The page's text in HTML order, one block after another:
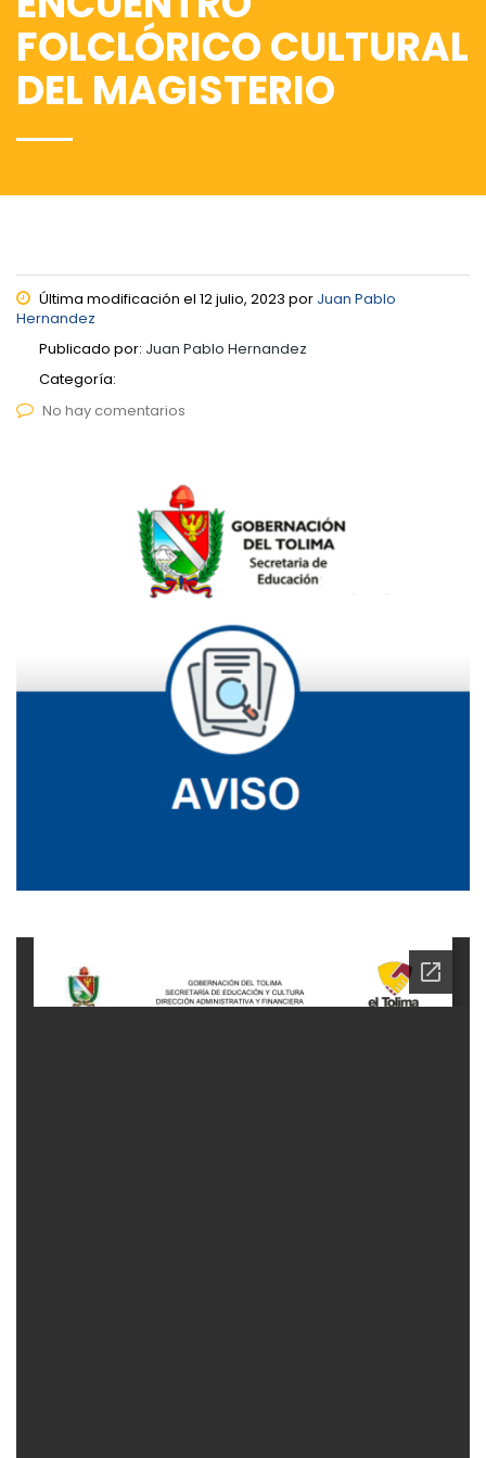
FOLCLÓRICO CULTURAL
DEL MAGISTERIO
Última modificación el 12 julio, 2023 por Juan Pablo
Hernandez
Publicado por: Juan Pablo Hernandez
Categoría:
No hay comentarios